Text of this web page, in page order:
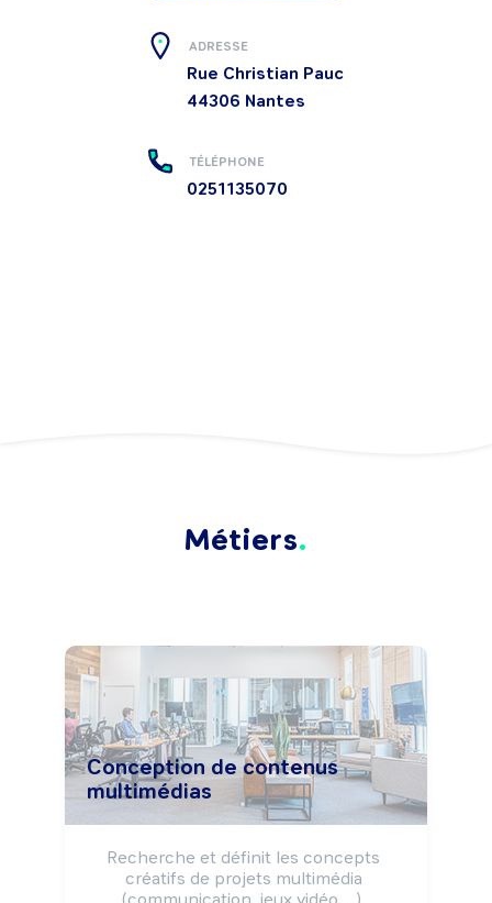
ADRESSE
Rue Christian Pauc
44306 Nantes
TÉLÉPHONE
0251135070
Métiers
Conception de contenus
multimédias
Recherche et définit les concepts
créatifs de projets multimédia